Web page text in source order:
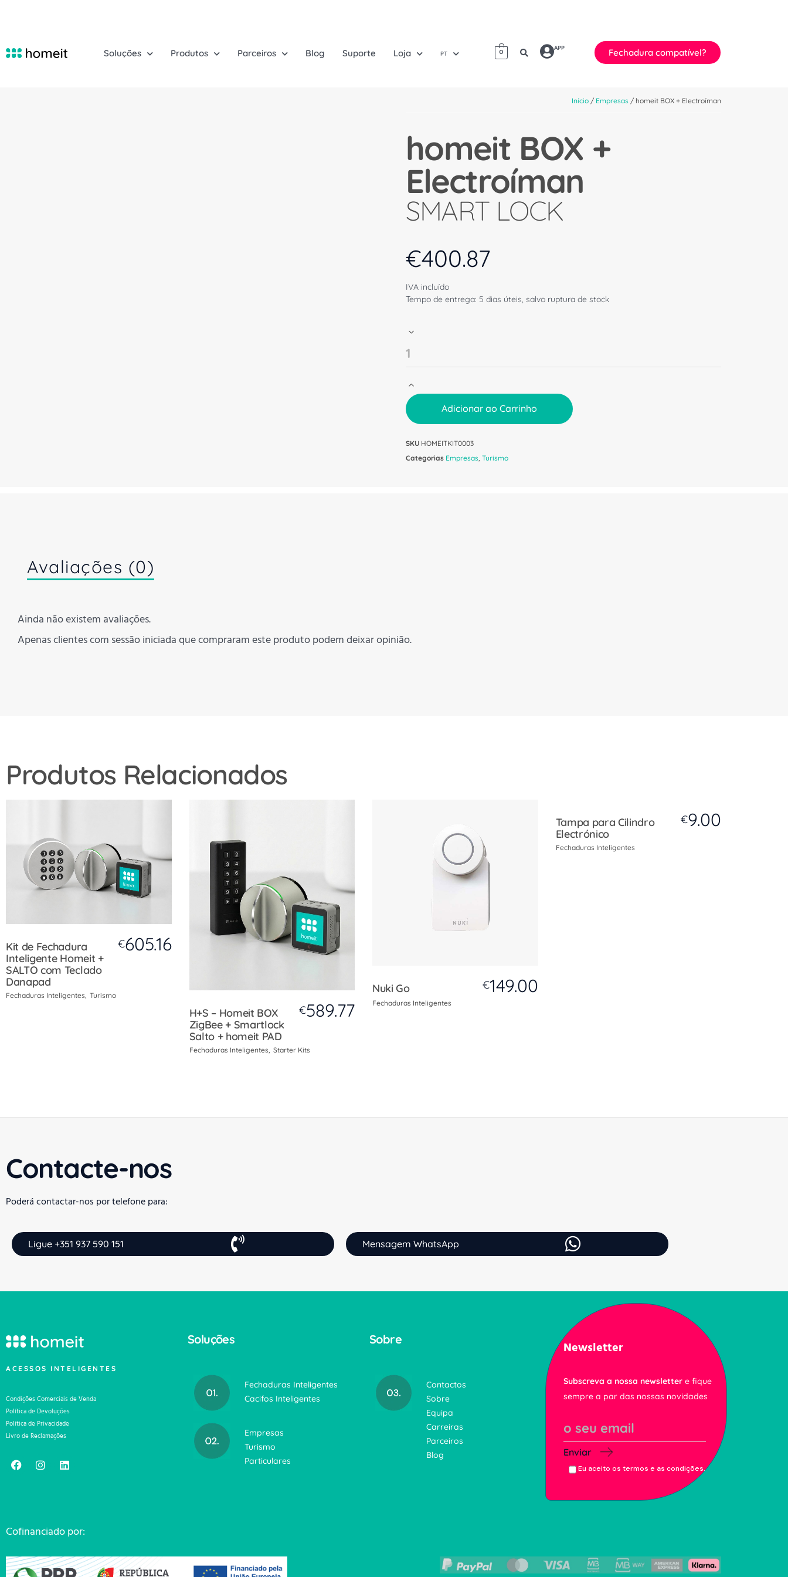
Soluções Produtos Parceiros Blog Suporte Loja PT 0
APP Fechadura compatível?
Início / Empresas / homeit BOX + Electroíman
homeit BOX +
Electroíman
SMART LOCK
€400.87
IVA incluído
Tempo de entrega: 5 dias úteis, salvo ruptura de stock
Adicionar ao Carrinho
SKU HOMEITKIT0003
Categorias Empresas, Turismo
Avaliações (0)
Ainda não existem avaliações.
Apenas clientes com sessão iniciada que compraram este produto podem deixar opinião.
Produtos Relacionados
Kit de Fechadura
Inteligente Homeit +
SALTO com Teclado
Danapad
€605.16
Fechaduras Inteligentes Turismo
H+S – Homeit BOX
ZigBee + Smartlock
Salto + homeit PAD
€589.77
Fechaduras Inteligentes Starter Kits
Nuki Go €149.00
Fechaduras Inteligentes
Tampa para Cilindro
Electrónico
€9.00
Fechaduras Inteligentes
Contacte-nos
Poderá contactar-nos por telefone para:
Ligue +351 937 590 151 Mensagem WhatsApp
ACESSOS INTELIGENTES
Condições Comerciais de Venda
Política de Devoluções
Política de Privacidade
Livro de Reclamações
Soluções
Fechaduras Inteligentes
Cacifos Inteligentes
Empresas
Turismo
Particulares
Sobre
Contactos
Sobre
Equipa
Carreiras
Parceiros
Blog
Newsletter
Subscreva a nossa newsletter e fique
sempre a par das nossas novidades
Enviar
Eu aceito os termos e as condições.
Cofinanciado por: